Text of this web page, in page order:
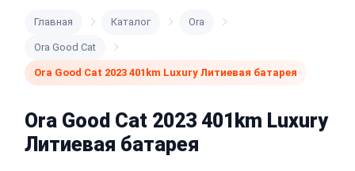
Главная Каталог Ora
Ora Good Cat
Ora Good Cat 2023 401km Luxury Литиевая батарея
Ora Good Cat 2023 401km Luxury
Литиевая батарея